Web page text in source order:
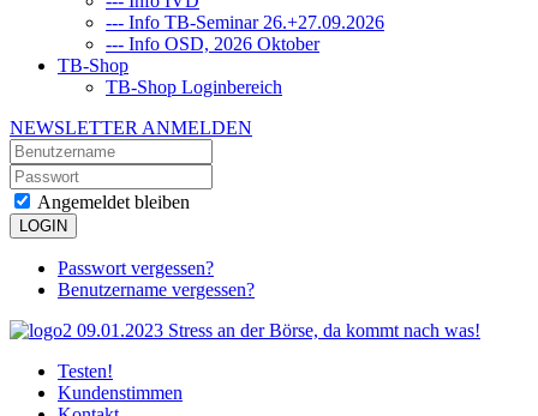
--- Info TB-Seminar 26.+27.09.2026
--- Info OSD, 2026 Oktober
TB-Shop
TB-Shop Loginbereich
NEWSLETTER ANMELDEN
Angemeldet bleiben
LOGIN
Passwort vergessen?
Benutzername vergessen?
Testen!
Kundenstimmen